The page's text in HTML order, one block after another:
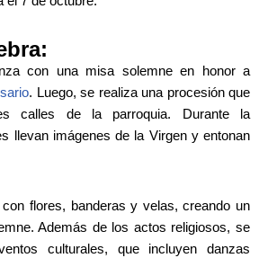
con una misa solemne en honor a
. Luego, se realiza una procesión que
calles de la parroquia. Durante la
llevan imágenes de la Virgen y entonan
flores, banderas y velas, creando un
Además de los actos religiosos, se
culturales, que incluyen danzas